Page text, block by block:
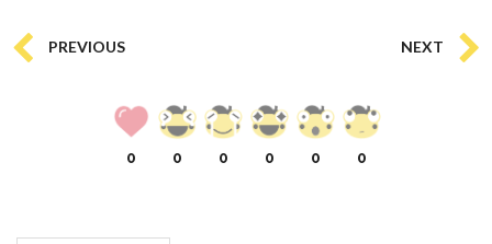
PREVIOUS NEXT
0 0 0 0 0 0